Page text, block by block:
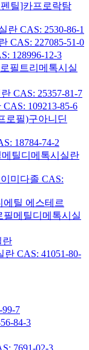
틸]카프로락탐
CAS: 2530-86-1
CAS: 227085-51-0
128996-12-3
필트리메톡시실
CAS: 25357-81-7
109213-85-6
로필)구아니딘
18784-74-2
틸디메톡시실란
미다졸 CAS:
틸 에스테르
메틸디메톡시실
란
CAS: 41051-80-
7
84-3
7691-02-3